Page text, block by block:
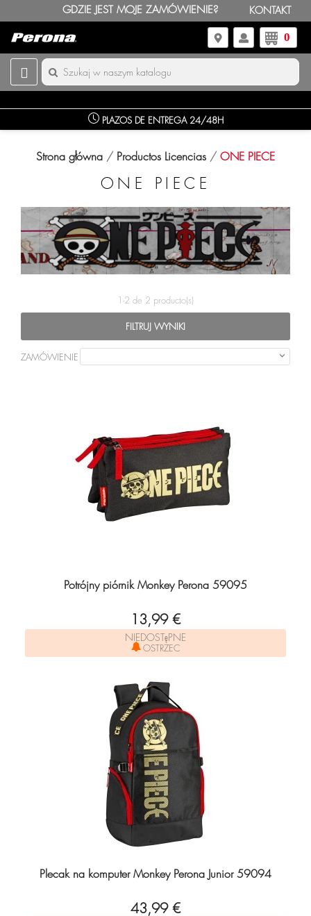
GDZIE JEST MOJE ZAMÓWIENIE? KONTAKT
0
PLAZOS DE ENTREGA 24/48H
Strona główna Productos Licencias ONE PIECE
ONE PIECE
1-2 de 2 producto(s)
FILTRUJ WYNIKI
ZAMÓWIENIE 
Potrójny piórnik Monkey Perona 59095
13,99 €
NIEDOSTęPNE
OSTRZEC
Plecak na komputer Monkey Perona Junior 59094
43,99 €